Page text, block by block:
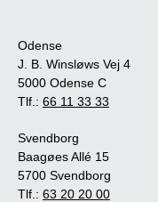
Odense
J. B. Winsløws Vej 4
5000 Odense C
Tlf.: 66 11 33 33
Svendborg
Baagøes Allé 15
5700 Svendborg
Tlf.: 63 20 20 00